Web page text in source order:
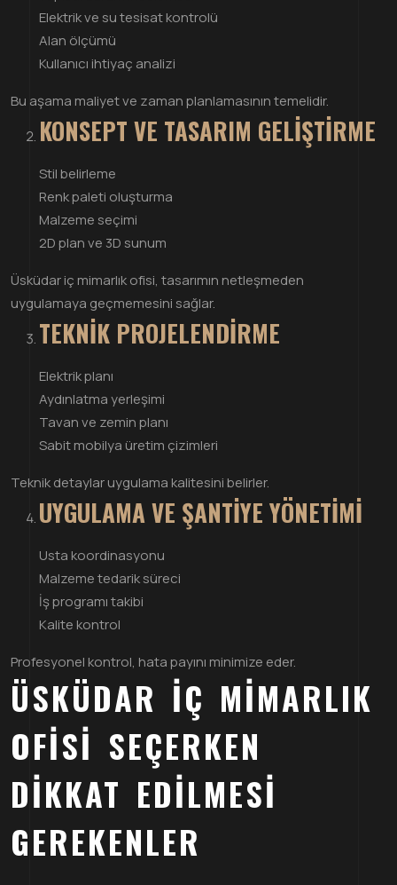
Elektrik ve su tesisat kontrolü
Alan ölçümü
Kullanıcı ihtiyaç analizi
Bu aşama maliyet ve zaman planlamasının temelidir.
KONSEPT VE TASARIM GELIŞTIRME
Stil belirleme
Renk paleti oluşturma
Malzeme seçimi
2D plan ve 3D sunum
Üsküdar iç mimarlık ofisi, tasarımın netleşmeden
uygulamaya geçmemesini sağlar.
TEKNIK PROJELENDIRME
Elektrik planı
Aydınlatma yerleşimi
Tavan ve zemin planı
Sabit mobilya üretim çizimleri
Teknik detaylar uygulama kalitesini belirler.
UYGULAMA VE ŞANTIYE YÖNETIMI
Usta koordinasyonu
Malzeme tedarik süreci
İş programı takibi
Kalite kontrol
Profesyonel kontrol, hata payını minimize eder.
ÜSKÜDAR İÇ MIMARLIK
OFISI SEÇERKEN
DIKKAT EDILMESI
GEREKENLER